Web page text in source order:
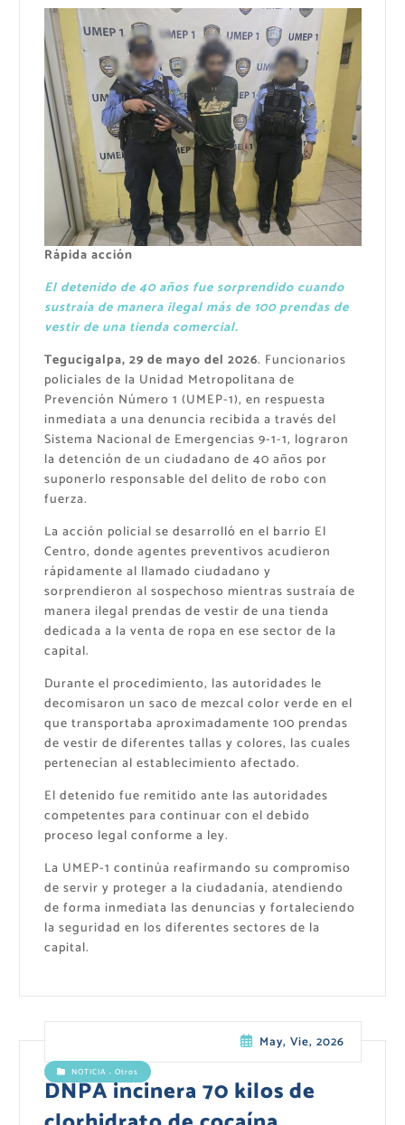
Rápida acción
El detenido de 40 años fue sorprendido cuando
sustraía de manera ilegal más de 100 prendas de
vestir de una tienda comercial.
Tegucigalpa, 29 de mayo del 2026. Funcionarios
policiales de la Unidad Metropolitana de
Prevención Número 1 (UMEP-1), en respuesta
inmediata a una denuncia recibida a través del
Sistema Nacional de Emergencias 9-1-1, lograron
la detención de un ciudadano de 40 años por
suponerlo responsable del delito de robo con
fuerza.
La acción policial se desarrolló en el barrio El
Centro, donde agentes preventivos acudieron
rápidamente al llamado ciudadano y
sorprendieron al sospechoso mientras sustraía de
manera ilegal prendas de vestir de una tienda
dedicada a la venta de ropa en ese sector de la
capital.
Durante el procedimiento, las autoridades le
decomisaron un saco de mezcal color verde en el
que transportaba aproximadamente 100 prendas
de vestir de diferentes tallas y colores, las cuales
pertenecían al establecimiento afectado.
El detenido fue remitido ante las autoridades
competentes para continuar con el debido
proceso legal conforme a ley.
La UMEP-1 continúa reafirmando su compromiso
de servir y proteger a la ciudadanía, atendiendo
de forma inmediata las denuncias y fortaleciendo
la seguridad en los diferentes sectores de la
capital.
May, Vie, 2026
NOTICIA ,Otros
DNPA incinera 70 kilos de